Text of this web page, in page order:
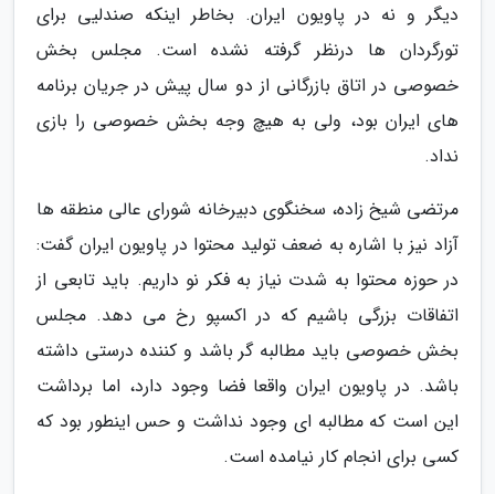
دیگر و نه در پاویون ایران. بخاطر اینکه صندلیی برای
تورگردان ها درنظر گرفته نشده است. مجلس بخش
خصوصی در اتاق بازرگانی از دو سال پیش در جریان برنامه
های ایران بود، ولی به هیچ وجه بخش خصوصی را بازی
نداد.
مرتضی شیخ زاده، سخنگوی دبیرخانه شورای عالی منطقه ها
آزاد نیز با اشاره به ضعف تولید محتوا در پاویون ایران گفت:
در حوزه محتوا به شدت نیاز به فکر نو داریم. باید تابعی از
اتفاقات بزرگی باشیم که در اکسپو رخ می دهد. مجلس
بخش خصوصی باید مطالبه گر باشد و کننده درستی داشته
باشد. در پاویون ایران واقعا فضا وجود دارد، اما برداشت
این است که مطالبه ای وجود نداشت و حس اینطور بود که
کسی برای انجام کار نیامده است.